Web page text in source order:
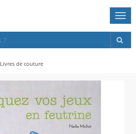
Livres de couture